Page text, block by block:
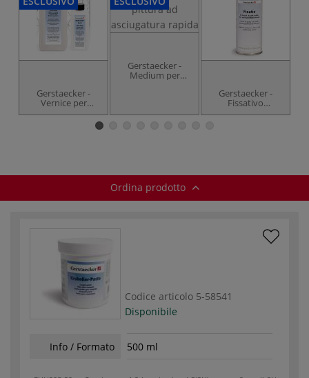
Gerstaecker -
Vernice per
craquelè
Gerstaecker -
Medium per
Gerstaecker -
Fissativo
universale
Ordina prodotto
Codice articolo 5-58541
Disponibile
Info / Formato 500 ml